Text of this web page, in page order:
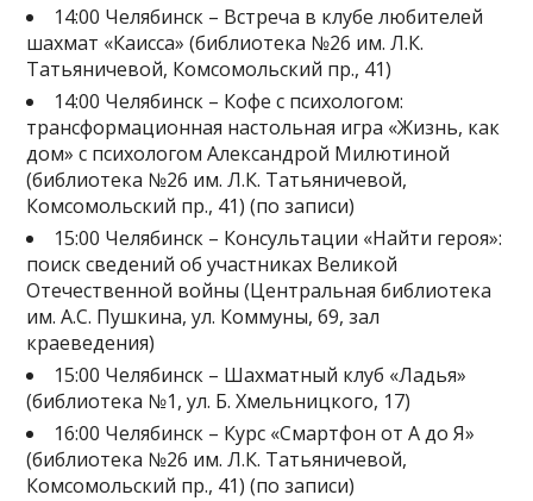
14:00 Челябинск – Встреча в клубе любителей
шахмат «Каисса» (библиотека №26 им. Л.К.
Татьяничевой, Комсомольский пр., 41)
14:00 Челябинск – Кофе с психологом:
трансформационная настольная игра «Жизнь, как
дом» с психологом Александрой Милютиной
(библиотека №26 им. Л.К. Татьяничевой,
Комсомольский пр., 41) (по записи)
15:00 Челябинск – Консультации «Найти героя»:
поиск сведений об участниках Великой
Отечественной войны (Центральная библиотека
им. А.С. Пушкина, ул. Коммуны, 69, зал
краеведения)
15:00 Челябинск – Шахматный клуб «Ладья»
(библиотека №1, ул. Б. Хмельницкого, 17)
16:00 Челябинск – Курс «Смартфон от А до Я»
(библиотека №26 им. Л.К. Татьяничевой,
Комсомольский пр., 41) (по записи)